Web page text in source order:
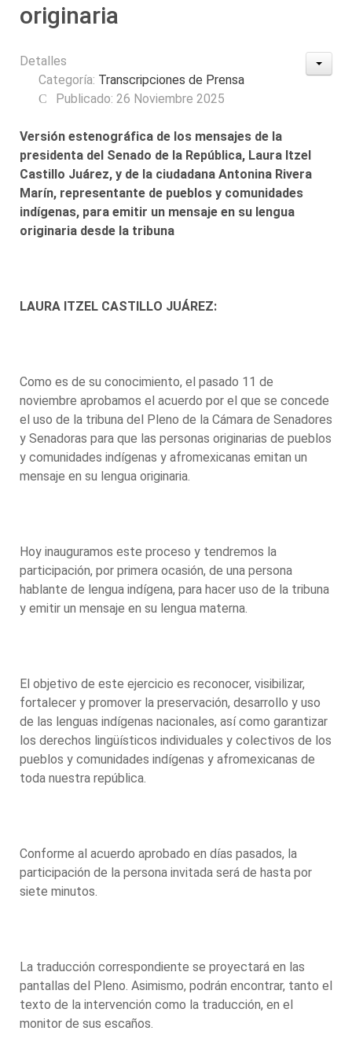
originaria
Detalles
Categoría: Transcripciones de Prensa
Publicado: 26 Noviembre 2025
Versión estenográfica de los mensajes de la
presidenta del Senado de la República, Laura Itzel
Castillo Juárez, y de la ciudadana Antonina Rivera
Marín, representante de pueblos y comunidades
indígenas, para emitir un mensaje en su lengua
originaria desde la tribuna
LAURA ITZEL CASTILLO JUÁREZ:
Como es de su conocimiento, el pasado 11 de
noviembre aprobamos el acuerdo por el que se concede
el uso de la tribuna del Pleno de la Cámara de Senadores
y Senadoras para que las personas originarias de pueblos
y comunidades indígenas y afromexicanas emitan un
mensaje en su lengua originaria.
Hoy inauguramos este proceso y tendremos la
participación, por primera ocasión, de una persona
hablante de lengua indígena, para hacer uso de la tribuna
y emitir un mensaje en su lengua materna.
El objetivo de este ejercicio es reconocer, visibilizar,
fortalecer y promover la preservación, desarrollo y uso
de las lenguas indígenas nacionales, así como garantizar
los derechos lingüísticos individuales y colectivos de los
pueblos y comunidades indígenas y afromexicanas de
toda nuestra república.
Conforme al acuerdo aprobado en días pasados, la
participación de la persona invitada será de hasta por
siete minutos.
La traducción correspondiente se proyectará en las
pantallas del Pleno. Asimismo, podrán encontrar, tanto el
texto de la intervención como la traducción, en el
monitor de sus escaños.